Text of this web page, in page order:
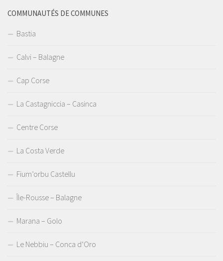
COMMUNAUTÉS DE COMMUNES
Bastia
Calvi – Balagne
Cap Corse
La Castagniccia – Casinca
Centre Corse
La Costa Verde
Fium’orbu Castellu
Île-Rousse – Balagne
Marana – Golo
Le Nebbiu – Conca d’Oro